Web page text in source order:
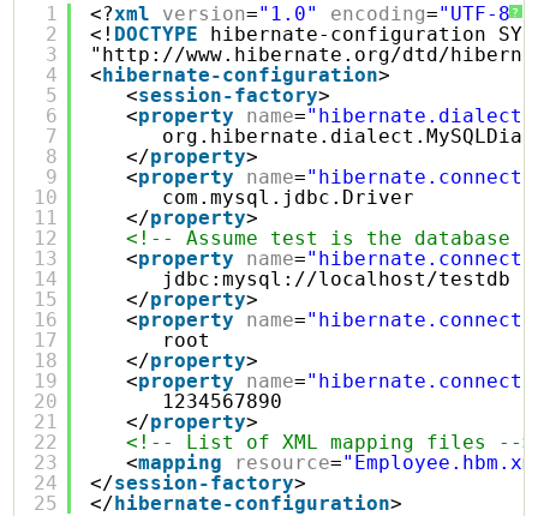
?
1
2
3
4
5
6
7
8
9
10
11
12
13
14
15
16
17
18
19
20
21
22
23
24
25
<?xml version="1.0" encoding="UTF-8"
<! DOCTYPE
hibernate-configuration
" http://www.hibernate.org/dtd/
<hibernate-configuration>
<session-factory>
<property name="hibernate.dialect"
</property>
<property name=
com.mysql.jdbc.Driver
</property>
<!-- Assume test is the database
<property name=
jdbc:mysql://localhost/testdb
</property>
<property name=
root
</property>
<property name=
1234567890
</property>
<!-- List of XML mapping files -->
<mapping resource=
</session-factory>
</hibernate-configuration>